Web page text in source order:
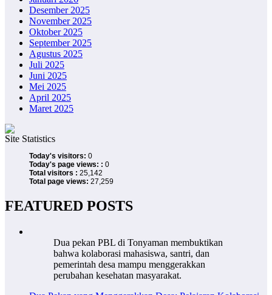
Desember 2025
November 2025
Oktober 2025
September 2025
Agustus 2025
Juli 2025
Juni 2025
Mei 2025
April 2025
Maret 2025
Site Statistics
Today's visitors: 0
Today's page views: : 0
Total visitors : 25,142
Total page views: 27,259
FEATURED POSTS
Dua pekan PBL di Tonyaman membuktikan
bahwa kolaborasi mahasiswa, santri, dan
pemerintah desa mampu menggerakkan
perubahan kesehatan masyarakat.